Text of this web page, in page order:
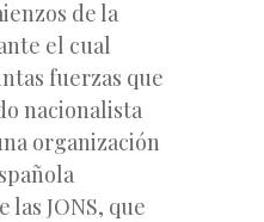
de la
el cual
fuerzas que
nacionalista
organización
JONS, que